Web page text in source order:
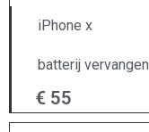
iPhone x
batterij vervangen
€ 55